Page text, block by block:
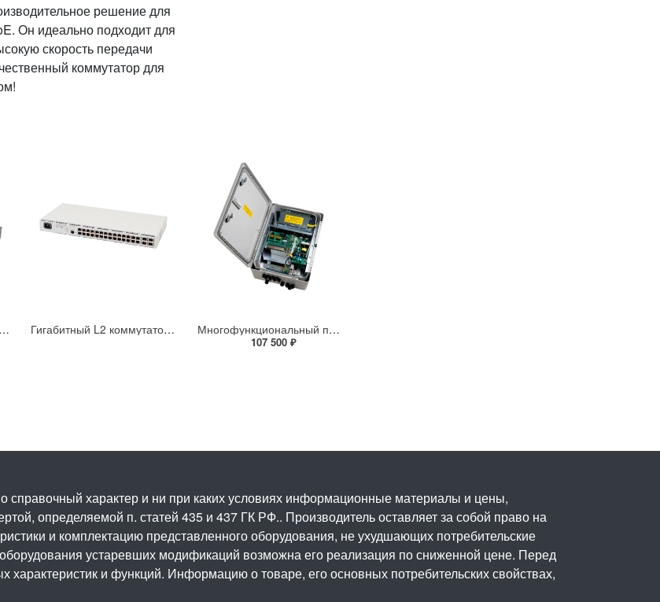
решение для
Он идеально подходит для
скорость передачи
коммутатор для
Коммутатор 8 портов 1g poe poe+ Eltex MES2300-08P_AC Гигабитный L2 коммутатор уровня доступа без поддержки стекирования с поддержкой PoE PoE+ Eltex MES2428P_AC Многофункциональный полностью гигабитный управляемый коммутатор уровня L2+ Tfortis PSW+UPS-Box 8x2Pro
107 500 ₽
характер и ни при каких условиях информационные материалы и цены,
определяемой п. статей 435 и 437 ГК РФ.. Производитель оставляет за собой право на
и комплектацию представленного оборудования, не ухудшающих потребительские
устаревших модификаций возможна его реализация по сниженной цене. Перед
и функций. Информацию о товаре, его основных потребительских свойствах,